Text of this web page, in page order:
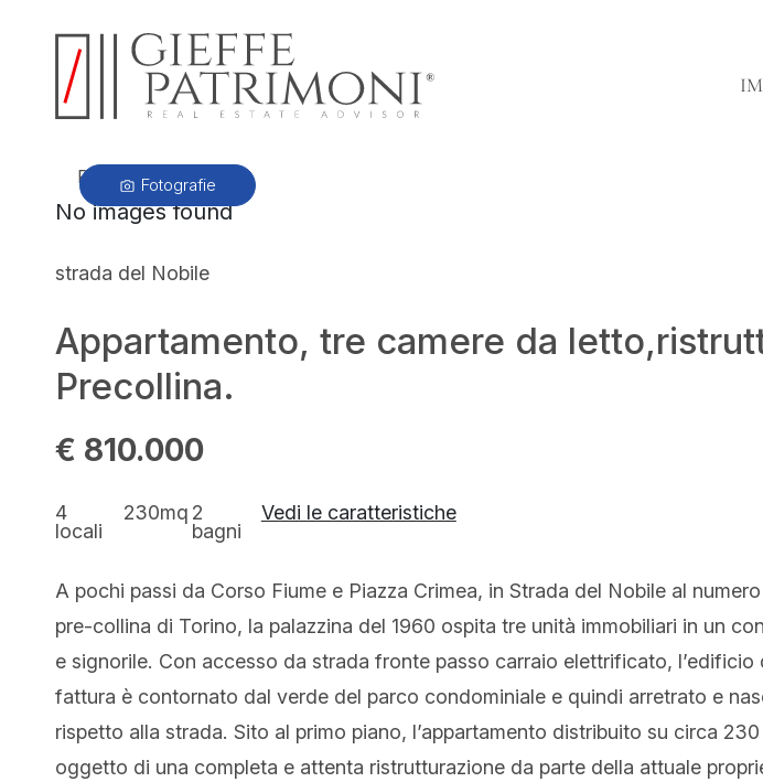
PRECEDENTE
No images found
Fotografie
strada del Nobile
Appartamento, tre camere da
Precollina.
€ 810.000
4
locali
230mq 2
bagni
Vedi le caratteristiche
A pochi passi da Corso Fiume e Piazza Crimea, in Strada del Nobile al
pre-collina di Torino, la palazzina del 1960 ospita tre unità immobiliari in un
e signorile. Con accesso da strada fronte passo carraio elettrificato, l’edificio
fattura è contornato dal verde del parco condominiale e quindi arretrato e
rispetto alla strada. Sito al primo piano, l’appartamento distribuito su circa
oggetto di una completa e attenta ristrutturazione da parte della attuale